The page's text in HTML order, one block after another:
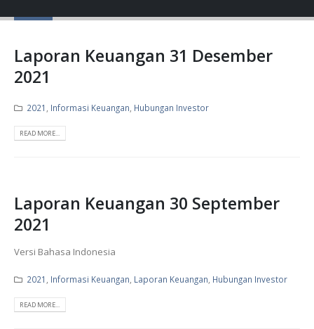
Laporan Keuangan 31 Desember
2021
2021 Informasi Keuangan Hubungan Investor
READ MORE...
Laporan Keuangan 30 September
2021
Versi Bahasa Indonesia
2021 Informasi Keuangan Laporan Keuangan Hubungan Investor
READ MORE...